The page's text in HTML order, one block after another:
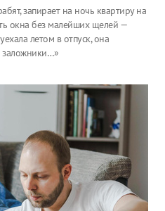
запирает на ночь квартиру на
окна без малейших щелей —
летом в отпуск, она
заложники…»